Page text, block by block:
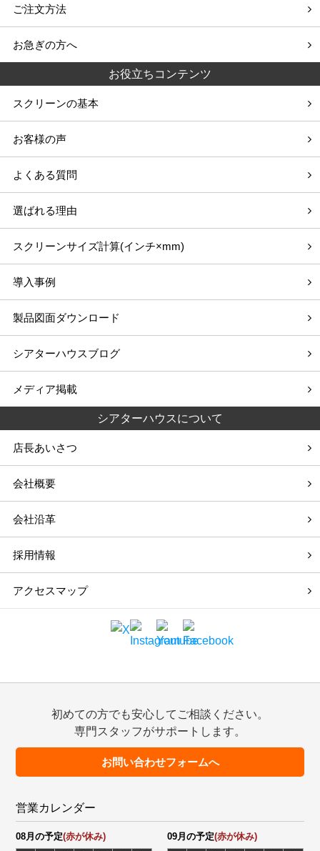
ご注文方法
お急ぎの方へ
お役立ちコンテンツ
スクリーンの基本
お客様の声
よくある質問
選ばれる理由
スクリーンサイズ計算(インチ×mm)
導入事例
製品図面ダウンロード
シアターハウスブログ
メディア掲載
シアターハウスについて
店長あいさつ
会社概要
会社沿革
採用情報
アクセスマップ
初めての方でも安心してご相談ください。
専門スタッフがサポートします。
お問い合わせフォームへ
営業カレンダー
08月の予定(赤が休み) 09月の予定(赤が休み)